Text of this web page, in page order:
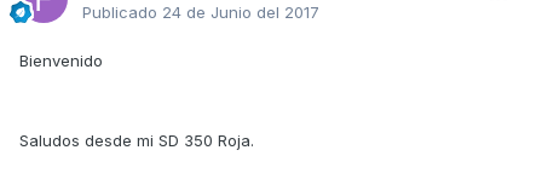
Publicado 24 de Junio del 2017
Bienvenido
Saludos desde mi SD 350 Roja.